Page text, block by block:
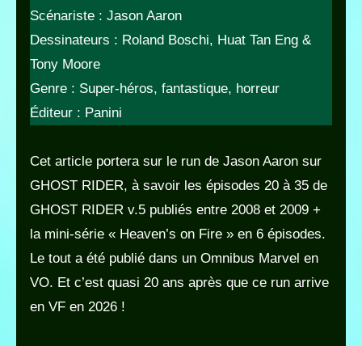
Scénariste : Jason Aaron
Dessinateurs : Roland Boschi, Huat Tan Eng &
Tony Moore
Genre : Super-héros, fantastique, horreur
Éditeur : Panini
Cet article portera sur le run de Jason Aaron sur
GHOST RIDER, à savoir les épisodes 20 à 35 de
GHOST RIDER v.5 publiés entre 2008 et 2009 +
la mini-série « Heaven’s on Fire » en 6 épisodes.
Le tout a été publié dans un Omnibus Marvel en
VO. Et c’est quasi 20 ans après que ce run arrive
en VF en 2026 !